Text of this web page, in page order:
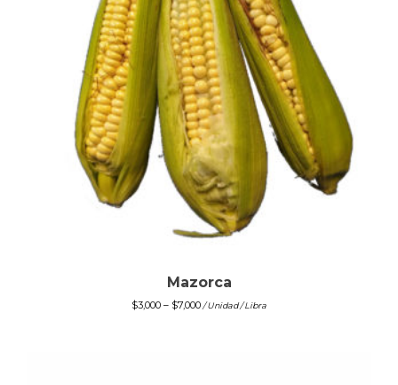
Mazorca
$3,000 – $7,000/ Unidad / Libra